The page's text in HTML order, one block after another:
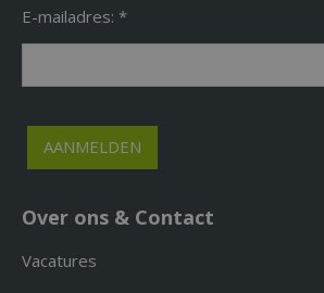
E-mailadres: *
Over ons & Contact
Vacatures